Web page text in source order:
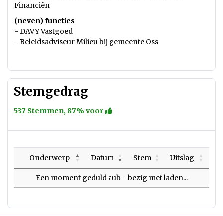
Financiën
(neven) functies
- DAVY Vastgoed
- Beleidsadviseur Milieu bij gemeente Oss
Stemgedrag
537 Stemmen, 87% voor
Onderwerp Datum Stem Uitslag
Een moment geduld aub - bezig met laden...